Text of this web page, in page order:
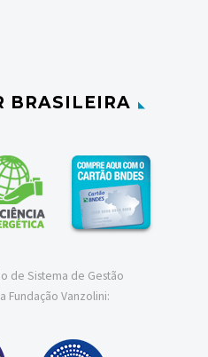
BRASILEIRA
de Sistema de Gestão
Fundação Vanzolini: